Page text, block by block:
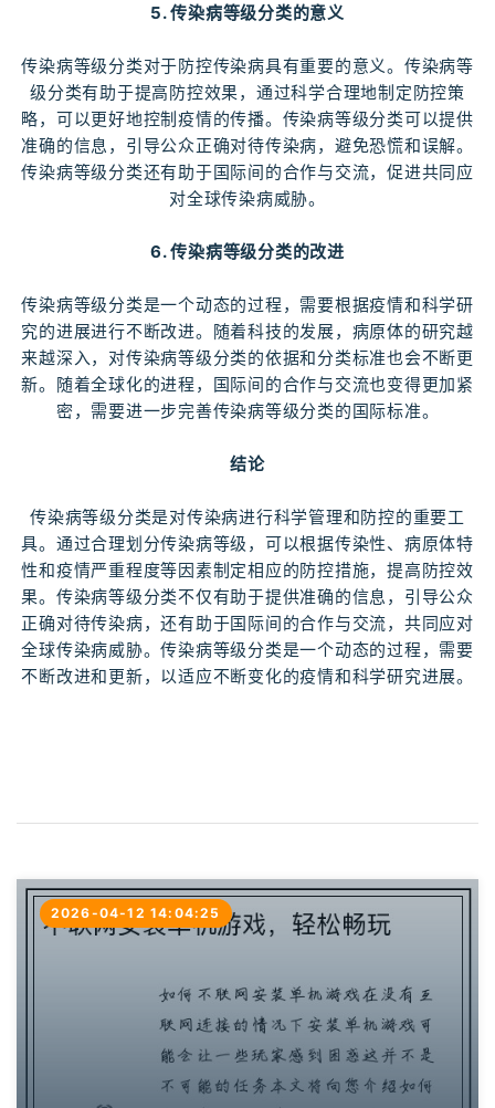
5. 传染病等级分类的意义
传染病等级分类对于防控传染病具有重要的意义。传染病等
级分类有助于提高防控效果，通过科学合理地制定防控策
略，可以更好地控制疫情的传播。传染病等级分类可以提供
准确的信息，引导公众正确对待传染病，避免恐慌和误解。
传染病等级分类还有助于国际间的合作与交流，促进共同应
对全球传染病威胁。
6. 传染病等级分类的改进
传染病等级分类是一个动态的过程，需要根据疫情和科学研
究的进展进行不断改进。随着科技的发展，病原体的研究越
来越深入，对传染病等级分类的依据和分类标准也会不断更
新。随着全球化的进程，国际间的合作与交流也变得更加紧
密，需要进一步完善传染病等级分类的国际标准。
结论
传染病等级分类是对传染病进行科学管理和防控的重要工
具。通过合理划分传染病等级，可以根据传染性、病原体特
性和疫情严重程度等因素制定相应的防控措施，提高防控效
果。传染病等级分类不仅有助于提供准确的信息，引导公众
正确对待传染病，还有助于国际间的合作与交流，共同应对
全球传染病威胁。传染病等级分类是一个动态的过程，需要
不断改进和更新，以适应不断变化的疫情和科学研究进展。
2026-04-12 14:04:25